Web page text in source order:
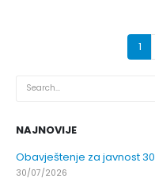
1
NAJNOVIJE
Obavještenje za javnost
30/07/2026